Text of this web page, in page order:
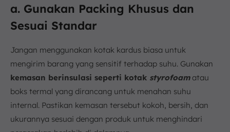
a. Gunakan Packing Khusus dan
Sesuai Standar
Jangan menggunakan kotak kardus biasa untuk
mengirim barang yang sensitif terhadap suhu. Gunakan
kemasan berinsulasi seperti kotak styrofoamatau
boks termal yang dirancang untuk menahan suhu
internal. Pastikan kemasan tersebut kokoh, bersih, dan
ukurannya sesuai dengan produk untuk menghindari